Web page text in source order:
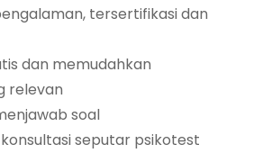
tersertifikasi dan
dan memudahkan
relevan
soal
seputar psikotest